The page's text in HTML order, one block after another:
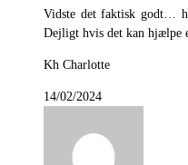
Vidste det faktisk godt…
Dejligt hvis det kan hjælpe
Kh Charlotte
14/02/2024